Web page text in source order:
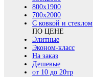
800x1900
700x2000
С ковкой и стеклом
ПО ЦЕНЕ
Элитные
Эконом-класс
На заказ
Дешевые
от 10 до 20тр